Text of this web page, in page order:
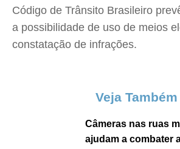
Código de Trânsito Brasileiro
a possibilidade de uso de meios
constatação de infrações.
Veja Também
Câmeras nas ruas
ajudam a combater